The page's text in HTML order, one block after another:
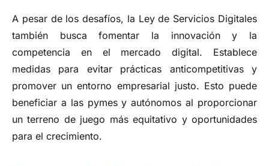
A pesar de los desafíos, la Ley de Servicios Digitales
también busca fomentar la innovación y la
competencia en el mercado digital. Establece
medidas para evitar prácticas anticompetitivas y
promover un entorno empresarial justo. Esto puede
beneficiar a las pymes y autónomos al proporcionar
un terreno de juego más equitativo y oportunidades
para el crecimiento.